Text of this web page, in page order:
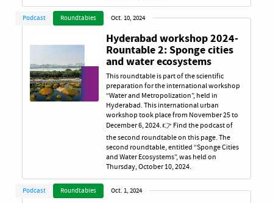
Podcast Roundtables Oct. 10, 2024
Hyderabad workshop 2024-
Rountable 2: Sponge cities
and water ecosystems
This roundtable is part of the scientific
preparation for the international workshop
“Water and Metropolization”, held in
Hyderabad. This international urban
workshop took place from November 25 to
December 6, 2024. 👉 Find the podcast of
the second roundtable on this page. The
second roundtable, entitled “Sponge Cities
and Water Ecosystems”, was held on
Thursday, October 10, 2024.
Podcast Roundtables Oct. 1, 2024